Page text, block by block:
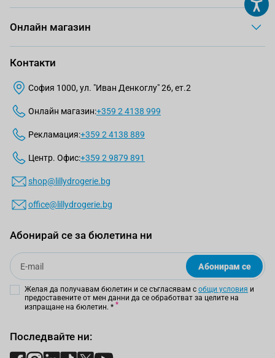
Онлайн магазин
Контакти
София 1000, ул. "Иван Денкоглу" 26, ет.2
Онлайн магазин:+359 2 4138 999
Рекламация:+359 2 4138 889
Центр. Офис:+359 2 9879 891
shop@lillydrogerie.bg
office@lillydrogerie.bg
Абонирай се за бюлетина ни
Email
Абонирам се
Желая да получавам бюлетин и се съгласявам с общи условия и
предоставените от мен данни да се обработват за целите на
изпращане на бюлетин. *
Последвайте ни: